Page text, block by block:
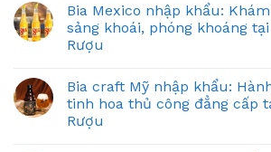
Bia Mexico nhập khẩu:
sảng khoái, phóng khoáng
Rượu
Bia craft Mỹ nhập khẩu:
tinh hoa thủ công đẳng cấp
Rượu